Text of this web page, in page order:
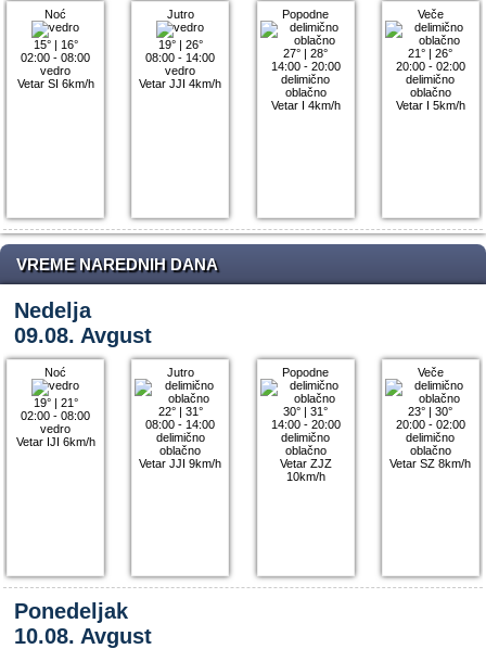
Noć
15°| 16°
02:00 - 08:00
vedro
Vetar SI 6km/h
Jutro
19°| 26°
08:00 - 14:00
vedro
Vetar JJI 4km/h
Popodne
27° |28°
14:00 - 20:00
delimično
oblačno
Vetar I 4km/h
Veče
21° |26°
20:00 - 02:00
delimično
oblačno
Vetar I 5km/h
VREME NAREDNIH DANA
Nedelja
09.08. Avgust
Noć
19°| 21°
02:00 - 08:00
vedro
Vetar IJI 6km/h
Jutro
22°| 31°
08:00 - 14:00
delimično
oblačno
Vetar JJI 9km/h
Popodne
30° |31°
14:00 - 20:00
delimično
oblačno
Vetar ZJZ
10km/h
Veče
23° |30°
20:00 - 02:00
delimično
oblačno
Vetar SZ 8km/h
Ponedeljak
10.08. Avgust